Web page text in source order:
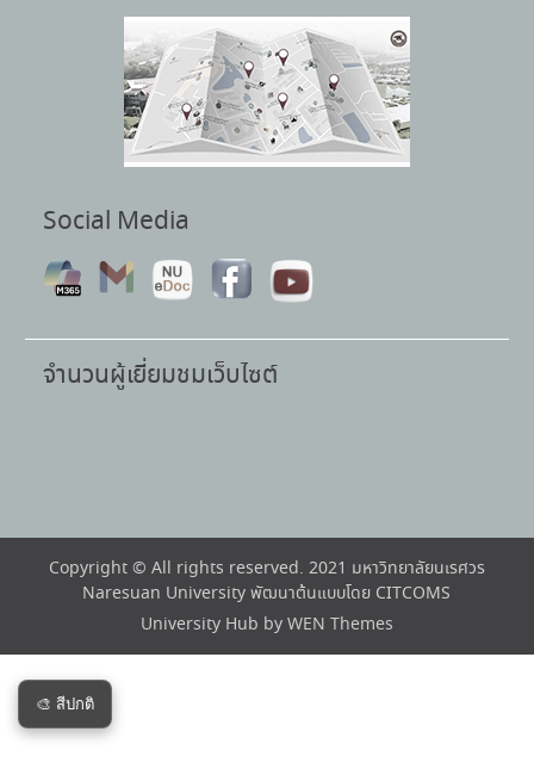
Social Media
จำนวนผู้เยี่ยมชมเว็บไซต์
Copyright © All rights reserved. 2021 มหาวิทยาลัยนเรศวร
Naresuan University พัฒนาต้นแบบโดย CITCOMS
University Hub by WEN Themes
🎨 สีปกติ